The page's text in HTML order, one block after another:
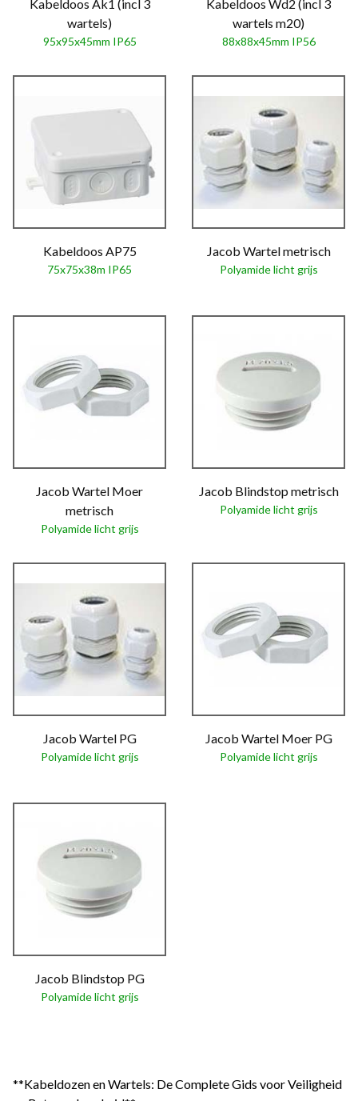
Kabeldoos Ak1 (incl 3
wartels)
95x95x45mm IP65
Kabeldoos Wd2 (incl 3
wartels m20)
88x88x45mm IP56
Kabeldoos AP75
75x75x38m IP65
Jacob Wartel metrisch
Polyamide licht grijs
Jacob Wartel Moer
metrisch
Polyamide licht grijs
Jacob Blindstop metrisch
Polyamide licht grijs
Jacob Wartel PG
Polyamide licht grijs
Jacob Wartel Moer PG
Polyamide licht grijs
Jacob Blindstop PG
Polyamide licht grijs
**Kabeldozen en Wartels: De Complete Gids voor Veiligheid